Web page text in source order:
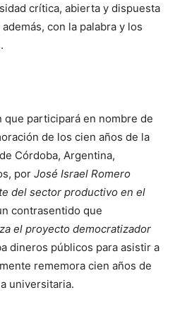
crítica, abierta y dispuesta
con la palabra y los
que participará en nombre de
de los cien años de la
Córdoba, Argentina,
por José Israel Romero
del sector productivo en el
contrasentido que
el proyecto democratizador
dineros públicos para asistir a
rememora cien años de
universitaria.